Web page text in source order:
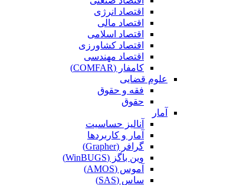
اقتصاد انرژی
اقتصاد مالی
اقتصاد اسلامی
اقتصاد کشاورزی
اقتصاد مهندسی
کامفار (COMFAR)
علوم قضایی
فقه و حقوق
حقوق
آمار
آنالیز حساسیت
آمار و کاربردها
گرافر (Grapher)
وین باگز (WinBUGS)
آموس (AMOS)
ساس (SAS)